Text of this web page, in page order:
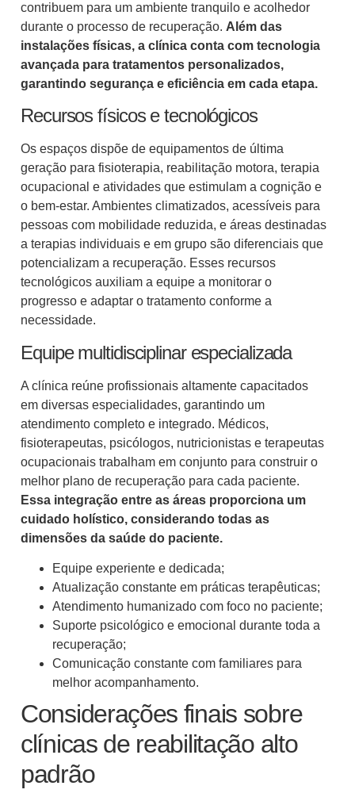
contribuem para um ambiente tranquilo e acolhedor
durante o processo de recuperação. Além das
instalações físicas, a clínica conta com tecnologia
avançada para tratamentos personalizados,
garantindo segurança e eficiência em cada etapa.
Recursos físicos e tecnológicos
Os espaços dispõe de equipamentos de última
geração para fisioterapia, reabilitação motora, terapia
ocupacional e atividades que estimulam a cognição e
o bem-estar. Ambientes climatizados, acessíveis para
pessoas com mobilidade reduzida, e áreas destinadas
a terapias individuais e em grupo são diferenciais que
potencializam a recuperação. Esses recursos
tecnológicos auxiliam a equipe a monitorar o
progresso e adaptar o tratamento conforme a
necessidade.
Equipe multidisciplinar especializada
A clínica reúne profissionais altamente capacitados
em diversas especialidades, garantindo um
atendimento completo e integrado. Médicos,
fisioterapeutas, psicólogos, nutricionistas e terapeutas
ocupacionais trabalham em conjunto para construir o
melhor plano de recuperação para cada paciente.
Essa integração entre as áreas proporciona um
cuidado holístico, considerando todas as
dimensões da saúde do paciente.
Equipe experiente e dedicada;
Atualização constante em práticas terapêuticas;
Atendimento humanizado com foco no paciente;
Suporte psicológico e emocional durante toda a
recuperação;
Comunicação constante com familiares para
melhor acompanhamento.
Considerações finais sobre
clínicas de reabilitação alto
padrão